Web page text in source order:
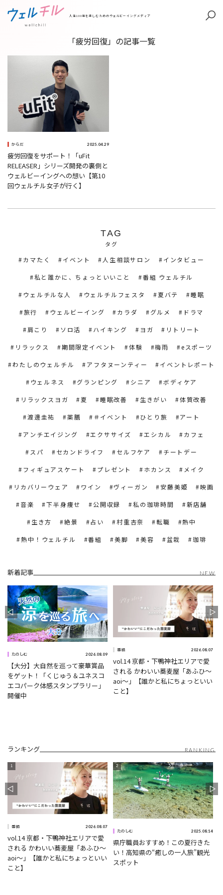
人生100年を楽しむためのウェルビーイングメディア
「疲労回復」の記事一覧
からだ 2025.04.29
疲労回復をサポート！「uFit
RELEASER」シリーズ開発の裏側と
ウェルビーイングへの想い【第10
回ウェルチル女子が行く】
TAG
タグ
カマたく イベント 人生相談サロン インタビュー
私と誰かに、ちょっといいこと 番組 ウェルチル
ウェルチルな人 ウェルチルフェスタ 夏バテ 睡眠
旅行 ウェルビーイング カラダ グルメ ドラマ
肩こり ソロ活 ハイキング ヨガ リトリート
リラックス 期間限定イベント 体験 梅雨 eスポーツ
わたしのウェルチル アフタヌーンティー イベントレポート
ウェルネス グランピング シニア ボディケア
リラックスヨガ 夏 睡眠改善 生きがい 体質改善
渡邊圭祐 薬膳 ＃イベント ひとり旅 アート
アンチエイジング エクササイズ エシカル カフェ
スパ セカンドライフ セルフケア チートデー
フィギュアスケート プレゼント ホカンス メイク
リカバリーウェア ワイン ヴィーガン 安藤美姫 映画
音楽 下半身痩せ 公開収録 私の珈琲時間 新店舗
生き方 絶景 占い 村重杏奈 転職 熱中
熱中！ウェルチル 番組 美脚 美容 盆栽 珈琲
新着記事 NEW
たのしむ 2026.08.09
【大分】大自然を巡って豪華賞品
をゲット！「くじゅう＆ユネスコ
エコパーク体感スタンプラリー」
開催中
番組 2026.08.07
vol.14 京都・下鴨神社エリアで愛
される かわいい蕎麦屋「あふひ〜
aoi〜」【誰かと私にちょっといい
こと】
ランキング RANKING
番組 2026.08.07
vol.14 京都・下鴨神社エリアで愛
される かわいい蕎麦屋「あふひ〜
aoi〜」【誰かと私にちょっといい
こと】
たのしむ 2025.08.14
県庁職員おすすめ！この夏行きた
い！高知県の“癒しの一人旅”観光
スポット